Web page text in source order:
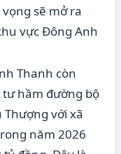
sẽ mở ra
vực Đông Anh
Thanh còn
hầm đường bộ
với xã
năm 2026